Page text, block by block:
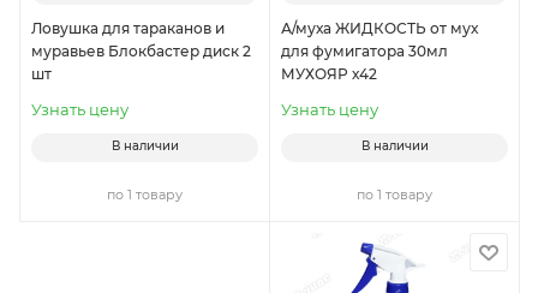
Ловушка для тараканов и
муравьев Блокбастер диск 2
шт
Узнать цену
В наличии
по 1 товару
А/муха ЖИДКОСТЬ от мух
для фумигатора 30мл
МУХОЯР х42
Узнать цену
В наличии
по 1 товару